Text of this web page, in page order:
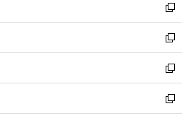
く
で
開
く
ド
ウ
で
開
く
ィ
ン
ド
ウ
で
開
く
い
ウ
ィ
ン
ド
ウ
で
開
新
し
い
ウ
ィ
ン
ド
ウ
新
し
い
ウ
ィ
ン
新
し
い
ウ
新
し